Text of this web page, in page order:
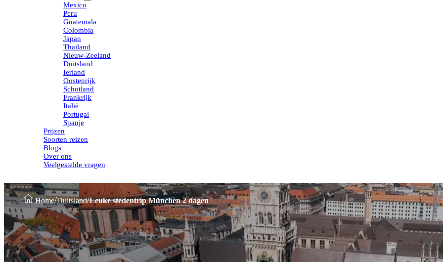
Mexico
Peru
Guatemala
Colombia
Japan
Thailand
Nieuw-Zeeland
Duitsland
Ierland
Oostenrijk
Schotland
Frankrijk
Italië
Portugal
Spanje
Prijzen
Soorten reizen
Blogs
Over ons
Veelgestelde vragen
Home/Duitsland/Leuke stedentrip München 2 dagen